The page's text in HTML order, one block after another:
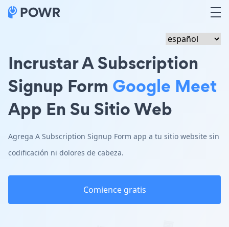
Incrustar A Subscription
Signup Form Google Meet
App En Su Sitio Web
Agrega A Subscription Signup Form app a tu sitio website sin
codificación ni dolores de cabeza.
Comience gratis